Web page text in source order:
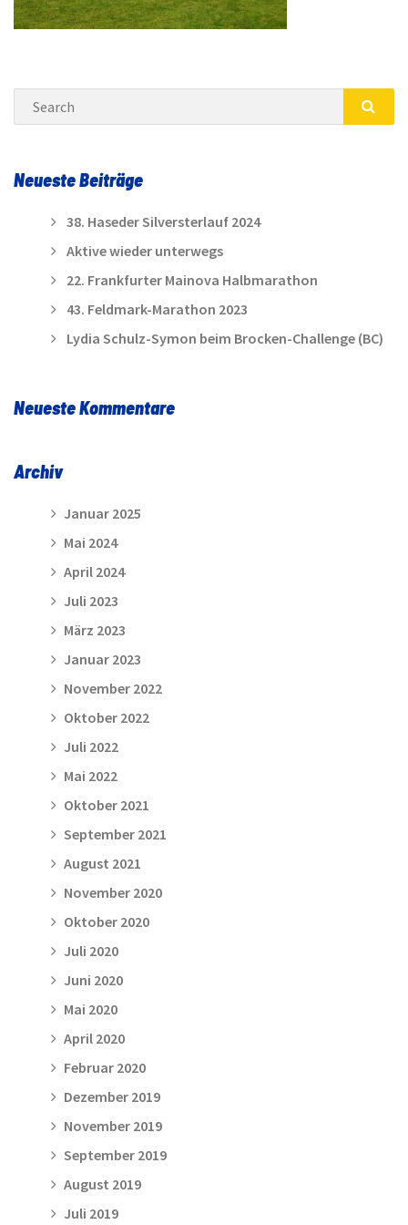
Search
Neueste Beiträge
38. Haseder Silversterlauf 2024
Aktive wieder unterwegs
22. Frankfurter Mainova Halbmarathon
43. Feldmark-Marathon 2023
Lydia Schulz-Symon beim Brocken-Challenge (BC)
Neueste Kommentare
Archiv
Januar 2025
Mai 2024
April 2024
Juli 2023
März 2023
Januar 2023
November 2022
Oktober 2022
Juli 2022
Mai 2022
Oktober 2021
September 2021
August 2021
November 2020
Oktober 2020
Juli 2020
Juni 2020
Mai 2020
April 2020
Februar 2020
Dezember 2019
November 2019
September 2019
August 2019
Juli 2019